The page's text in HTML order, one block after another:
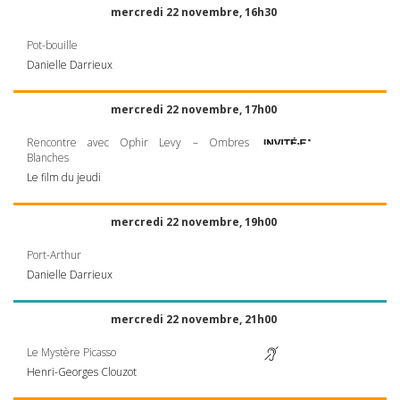
mercredi 22 novembre, 16h30
Pot-bouille
Danielle Darrieux
mercredi 22 novembre, 17h00
Rencontre avec Ophir Levy – Ombres
Blanches
Le film du jeudi
mercredi 22 novembre, 19h00
Port-Arthur
Danielle Darrieux
mercredi 22 novembre, 21h00
Le Mystère Picasso
Henri-Georges Clouzot